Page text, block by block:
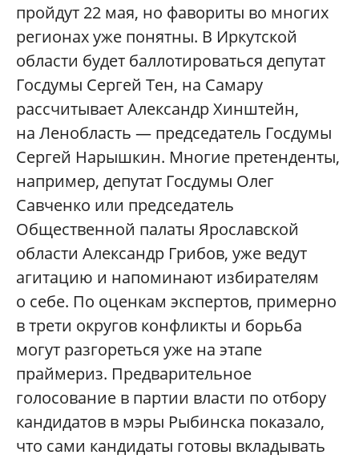
пройдут 22 мая, но фавориты во многих
регионах уже понятны. В Иркутской
области будет баллотироваться депутат
Госдумы Сергей Тен, на Самару
рассчитывает Александр Хинштейн,
на Ленобласть — председатель Госдумы
Сергей Нарышкин. Многие претенденты,
например, депутат Госдумы Олег
Савченко или председатель
Общественной палаты Ярославской
области Александр Грибов, уже ведут
агитацию и напоминают избирателям
о себе. По оценкам экспертов, примерно
в трети округов конфликты и борьба
могут разгореться уже на этапе
праймериз. Предварительное
голосование в партии власти по отбору
кандидатов в мэры Рыбинска показало,
что сами кандидаты готовы вкладывать